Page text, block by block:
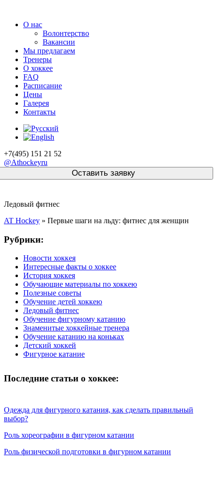
О нас
Волонтерство
Вакансии
Мы предлагаем
Тренеры
О хоккее
FAQ
Расписание
Цены
Галерея
Контакты
+7(495) 151 21 52
@Athockeyru
Ледовый фитнес
AT Hockey » Первые шаги на льду: фитнес для женщин
Рубрики:
Новости хоккея
Интересные факты о хоккее
История хоккея
Обучающие материалы по хоккею
Полезные советы
Обучение детей хоккею
Ледовый фитнес
Обучение фигурному катанию
Знаменитые хоккейные тренера
Обучение катанию на коньках
Детский хоккей
Фигурное катание
Последние статьи о хоккее:
Одежда для фигурного катания, как сделать правильный
выбор?
Роль хореографии в фигурном катании
Роль физической подготовки в фигурном катании